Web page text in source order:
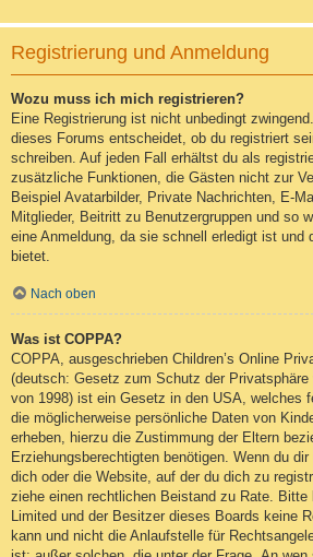
Registrierung und Anmeldung
Wozu muss ich mich registrieren?
Eine Registrierung ist nicht unbedingt
dieses Forums entscheidet, ob du registriert
schreiben. Auf jeden Fall erhältst du als
zusätzliche Funktionen, die Gästen nicht zur
Beispiel Avatarbilder, Private Nachrichten, E-
Mitglieder, Beitritt zu Benutzergruppen und so
eine Anmeldung, da sie schnell erledigt ist und
bietet.
Nach oben
Was ist COPPA?
COPPA, ausgeschrieben Children’s Online
(deutsch: Gesetz zum Schutz der
von 1998) ist ein Gesetz in den USA, welches
die möglicherweise persönliche Daten von
erheben, hierzu die Zustimmung der Eltern
Erziehungsberechtigten benötigen. Wenn du
dich oder die Website, auf der du dich zu
ziehe einen rechtlichen Beistand zu Rate. Bitte
Limited und der Besitzer dieses Boards keine
kann und nicht die Anlaufstelle für